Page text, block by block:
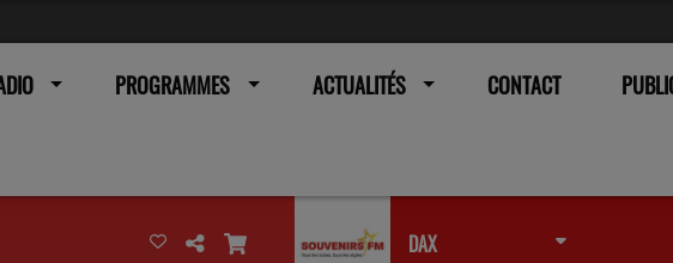
PROGRAMMES ACTUALITÉS CONTACT
DAX